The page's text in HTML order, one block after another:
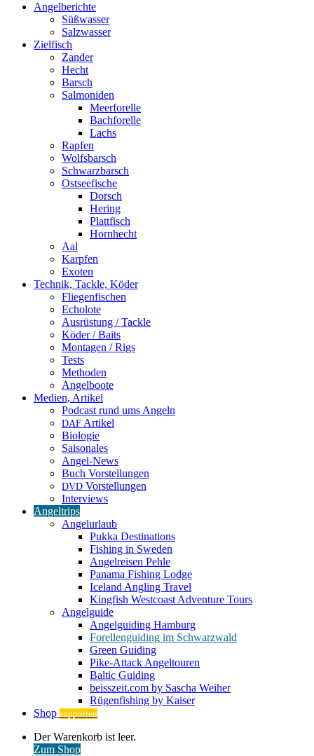
Angelberichte
Süßwasser
Salzwasser
Zielfisch
Zander
Hecht
Barsch
Salmoniden
Meerforelle
Bachforelle
Lachs
Rapfen
Wolfsbarsch
Schwarzbarsch
Ostseefische
Dorsch
Hering
Plattfisch
Hornhecht
Aal
Karpfen
Exoten
Technik, Tackle, Köder
Fliegenfischen
Echolote
Ausrüstung / Tackle
Köder / Baits
Montagen / Rigs
Tests
Methoden
Angelboote
Medien, Artikel
Podcast rund ums Angeln
DAF Artikel
Biologie
Saisonales
Angel-News
Buch Vorstellungen
DVD Vorstellungen
Interviews
Angeltrips
Angelurlaub
Pukka Destinations
Fishing in Sweden
Angelreisen Pehle
Panama Fishing Lodge
Iceland Angling Travel
Kingfish Westcoast Adventure Tours
Angelguide
Angelguiding Hamburg
Forellenguiding im Schwarzwald
Green Guiding
Pike-Attack Angeltouren
Baltic Guiding
beisszeit.com by Sascha Weiher
Rügenfishing by Kaiser
Shop supporten
Warenkorb
ansehen
Der Warenkorb ist leer.
Zum Shop